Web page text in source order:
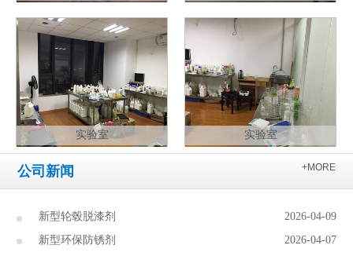
实验室 实验室
+MORE
公司新闻
2026-04-09
新型轮毂脱漆剂
2026-04-07
新型环保防锈剂